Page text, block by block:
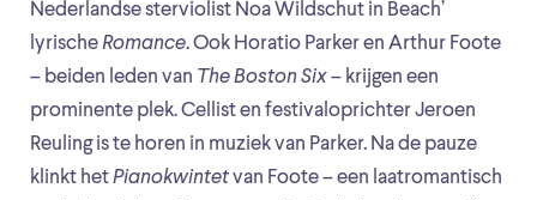
Nederlandse sterviolist Noa Wildschut in Beach’
lyrischeRomance. Ook Horatio Parker en Arthur Foote
– beiden leden van The Boston Six– krijgen een
prominente plek. Cellist en festivaloprichter Jeroen
Reuling is te horen in muziek van Parker. Na de pauze
klinkt hetPianokwintetvan Foote – een laatromantisch